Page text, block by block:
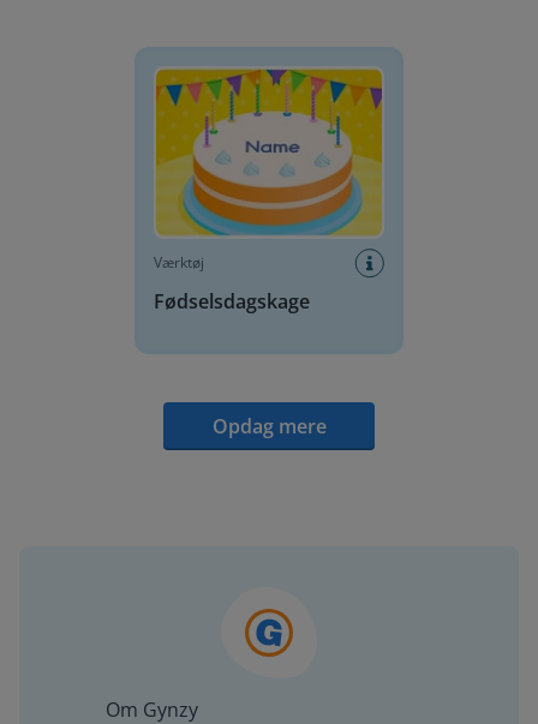
Værktøj
Fødselsdagskage
Opdag mere
Om Gynzy